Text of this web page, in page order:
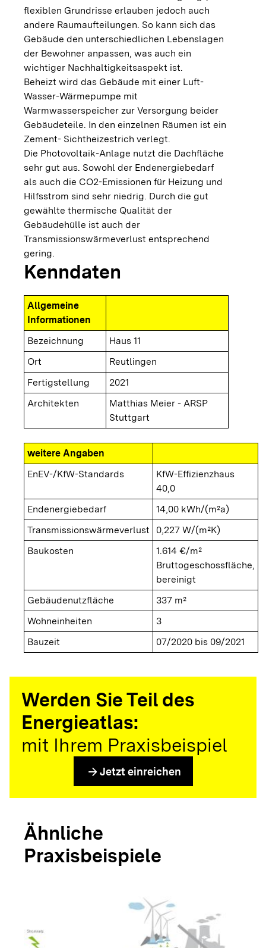
flexiblen Grundrisse erlauben jedoch auch
andere Raumaufteilungen. So kann sich das
Gebäude den unterschiedlichen Lebenslagen
der Bewohner anpassen, was auch ein
wichtiger Nachhaltigkeitsaspekt ist.
Beheizt wird das Gebäude mit einer Luft-
Wasser-Wärmepumpe mit
Warmwasserspeicher zur Versorgung beider
Gebäudeteile. In den einzelnen Räumen ist ein
Zement- Sichtheizestrich verlegt.
Die Photovoltaik-Anlage nutzt die Dachfläche
sehr gut aus. Sowohl der Endenergiebedarf
als auch die CO2-Emissionen für Heizung und
Hilfsstrom sind sehr niedrig. Durch die gut
gewählte thermische Qualität der
Gebäudehülle ist auch der
Transmissionswärmeverlust entsprechend
gering.
Kenndaten
Allgemeine
Informationen
Bezeichnung
Haus 11
Ort
Reutlingen
Fertigstellung
2021
Architekten
Matthias Meier - ARSP
Stuttgart
weitere Angaben
EnEV-/KfW-Standards
KfW-Effizienzhaus
40,0
Endenergiebedarf
14,00 kWh/(m²a)
Transmissionswärmeverlust
0,227 W/(m²K)
Baukosten
1.614 €/m²
Bruttogeschossfläche,
bereinigt
Gebäudenutzfläche
337 m²
Wohneinheiten
3
Bauzeit
07/2020 bis 09/2021
Werden Sie Teil des
Energieatlas:
mit Ihrem Praxisbeispiel
arrow_forward Jetzt einreichen
Ähnliche
Praxisbeispiele